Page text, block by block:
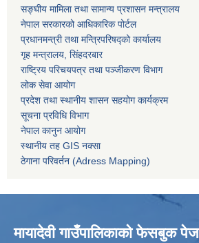
सङ्घीय मामिला तथा सामान्य प्रशासन मन्त्रालय
नेपाल सरकारको आधिकारिक पोर्टल
प्रधानमन्त्री तथा मन्त्रिपरिषद्को कार्यालय
गृह मन्त्रालय, सिंहदरबार
राष्ट्रिय परिचयपत्र तथा पञ्जीकरण विभाग
लोक सेवा आयोग
प्रदेश तथा स्थानीय शासन सहयोग कार्यक्रम
सूचना प्रविधि विभाग
नेपाल कानुन आयोग
स्थानीय तह GIS नक्सा
ठेगाना परिवर्तन (Adress Mapping)
मायादेवी गाउँपालिकाको फेसबुक पेज